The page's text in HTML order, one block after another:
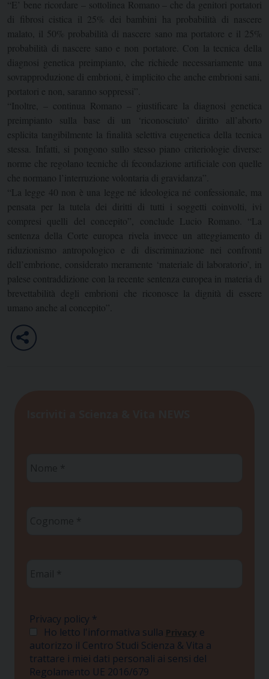
“E’ bene ricordare – sottolinea Romano – che da genitori portatori
di fibrosi cistica il 25% dei bambini ha probabilità di nascere
malato, il 50% probabilità di nascere sano ma portatore e il 25%
probabilità di nascere sano e non portatore. Con la tecnica della
diagnosi genetica preimpianto, che richiede necessariamente una
sovrapproduzione di embrioni, è implicito che anche embrioni sani,
portatori e non, saranno soppressi”.
“Inoltre, – continua Romano – giustificare la diagnosi genetica
preimpianto sulla base di un ‘riconosciuto’ diritto all’aborto
esplicita tangibilmente la finalità selettiva eugenetica della tecnica
stessa. Infatti, si pongono sullo stesso piano criteriologie diverse:
norme che regolano tecniche di fecondazione artificiale con quelle
che normano l’interruzione volontaria di gravidanza”.
“La legge 40 non è una legge né ideologica né confessionale, ma
pensata per la tutela dei diritti di tutti i soggetti coinvolti, ivi
compresi quelli del concepito”, conclude Lucio Romano. “La
sentenza della Corte europea rivela invece un atteggiamento di
riduzionismo antropologico e di discriminazione nei confronti
dell’embrione, considerato meramente ‘materiale di laboratorio’, in
palese contraddizione con la recente sentenza europea in materia di
brevettabilità degli embrioni che riconosce la dignità di essere
umano anche al concepito”.
Privacy policy *
Ho letto l'informativa sulla Privacy e
autorizzo il Centro Studi Scienza & Vita a
trattare i miei dati personali ai sensi del
Regolamento UE 2016/679